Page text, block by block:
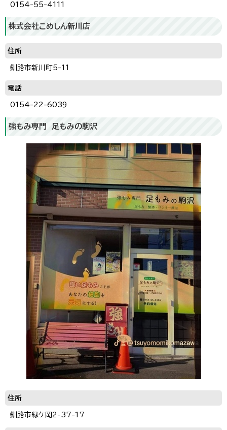
0154-55-4111
株式会社こめしん新川店
住所
釧路市新川町5-11
電話
0154-22-6039
強もみ専門 足もみの駒沢
住所
釧路市緑ケ岡2-37-17